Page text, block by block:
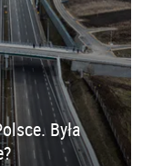
Była